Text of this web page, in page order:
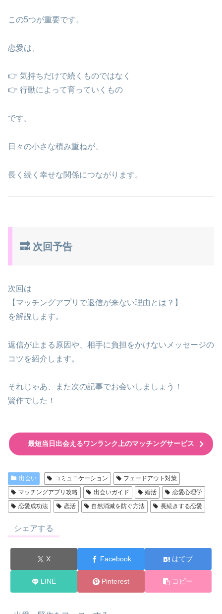
この5つが重要です。
恋愛は、
👉 気持ちだけで続くものではなく
👉 行動によって育っていくもの
です。
日々の小さな積み重ねが、
長く続く幸せな関係につながります。
🔜 次回予告
次回は
【マッチングアプリで返信が来ない理由とは？】
を解説します。
返信が止まる原因や、相手に負担をかけないメッセージの
コツを紹介します。
それじゃあ、また次の記事でお会いしましょう！
賢作でした！
最短当日出会えるワンランク上のマッチングサービス
出会い コミュニケーション
フェードアウト対策
マッチングアプリ攻略
出会いガイド 婚活
恋愛心理学
恋愛成功法
恋活 自然消滅を防ぐ方法 長続きする恋愛
シェアする
X Facebook はてブ
LINE Pinterest コピー